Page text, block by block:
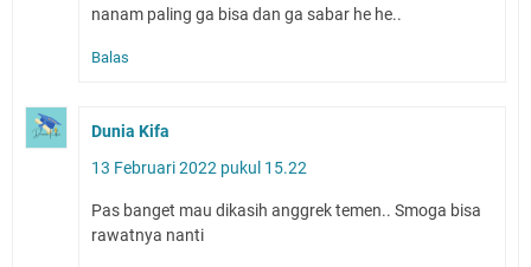
nanam paling ga bisa dan ga sabar he he..
Balas
Dunia Kifa
13 Februari 2022 pukul 15.22
Pas banget mau dikasih anggrek temen.. Smoga bisa
rawatnya nanti